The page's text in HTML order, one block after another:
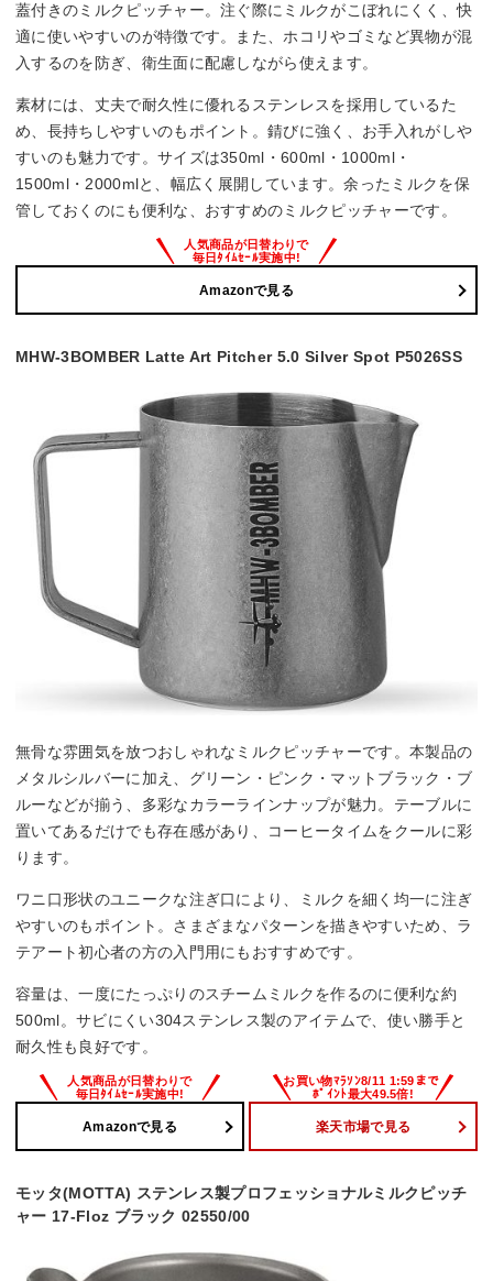
蓋付きのミルクピッチャー。注ぐ際にミルクがこぼれにくく、快
適に使いやすいのが特徴です。また、ホコリやゴミなど異物が混
入するのを防ぎ、衛生面に配慮しながら使えます。
素材には、丈夫で耐久性に優れるステンレスを採用しているた
め、長持ちしやすいのもポイント。錆びに強く、お手入れがしや
すいのも魅力です。サイズは350ml・600ml・1000ml・
1500ml・2000mlと、幅広く展開しています。余ったミルクを保
管しておくのにも便利な、おすすめのミルクピッチャーです。
Amazonで見る
MHW-3BOMBER Latte Art Pitcher 5.0 Silver Spot P5026SS
無骨な雰囲気を放つおしゃれなミルクピッチャーです。本製品の
メタルシルバーに加え、グリーン・ピンク・マットブラック・ブ
ルーなどが揃う、多彩なカラーラインナップが魅力。テーブルに
置いてあるだけでも存在感があり、コーヒータイムをクールに彩
ります。
ワニ口形状のユニークな注ぎ口により、ミルクを細く均一に注ぎ
やすいのもポイント。さまざまなパターンを描きやすいため、ラ
テアート初心者の方の入門用にもおすすめです。
容量は、一度にたっぷりのスチームミルクを作るのに便利な約
500ml。サビにくい304ステンレス製のアイテムで、使い勝手と
耐久性も良好です。
Amazonで見る 楽天市場で見る
モッタ(MOTTA) ステンレス製プロフェッショナルミルクピッチ
ャー 17-Floz ブラック 02550/00